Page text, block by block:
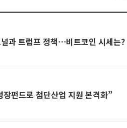
과 트럼프 정책⋯비트코인 시세는
펀드로 첨단산업 지원 본격화”